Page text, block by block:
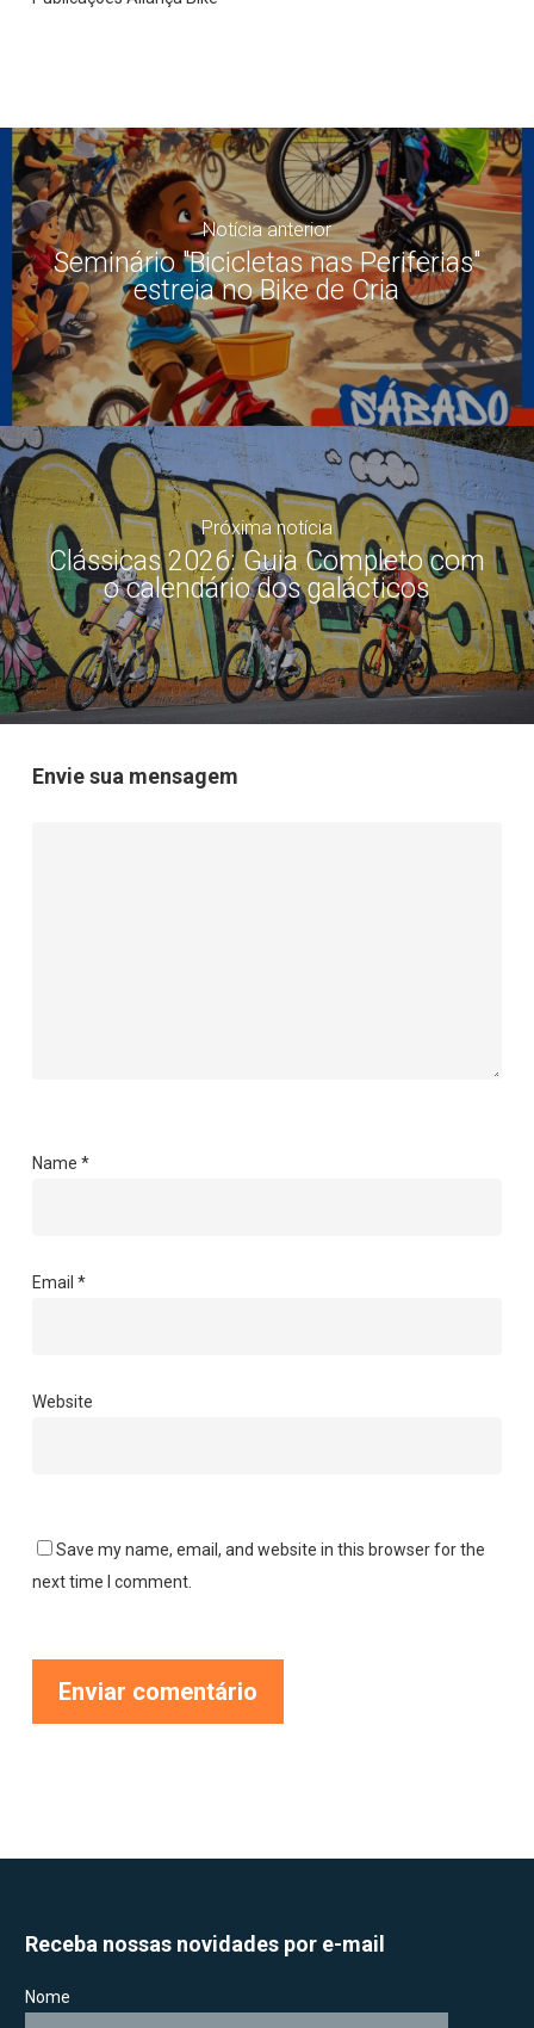
Notícia anterior
Seminário "Bicicletas nas Periferias"
estreia no Bike de Cria
Próxima notícia
Clássicas 2026: Guia Completo com
o calendário dos galácticos
Envie sua mensagem
Name *
Email *
Website
Save my name, email, and website in this browser for the
next time I comment.
Receba nossas novidades por e-mail
Nome